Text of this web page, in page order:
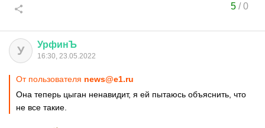
5/0
У УрфинЪ
16:30, 23.05.2022
От пользователя news@e1.ru
Она теперь цыган ненавидит, я ей пытаюсь объяснить, что
не все такие.